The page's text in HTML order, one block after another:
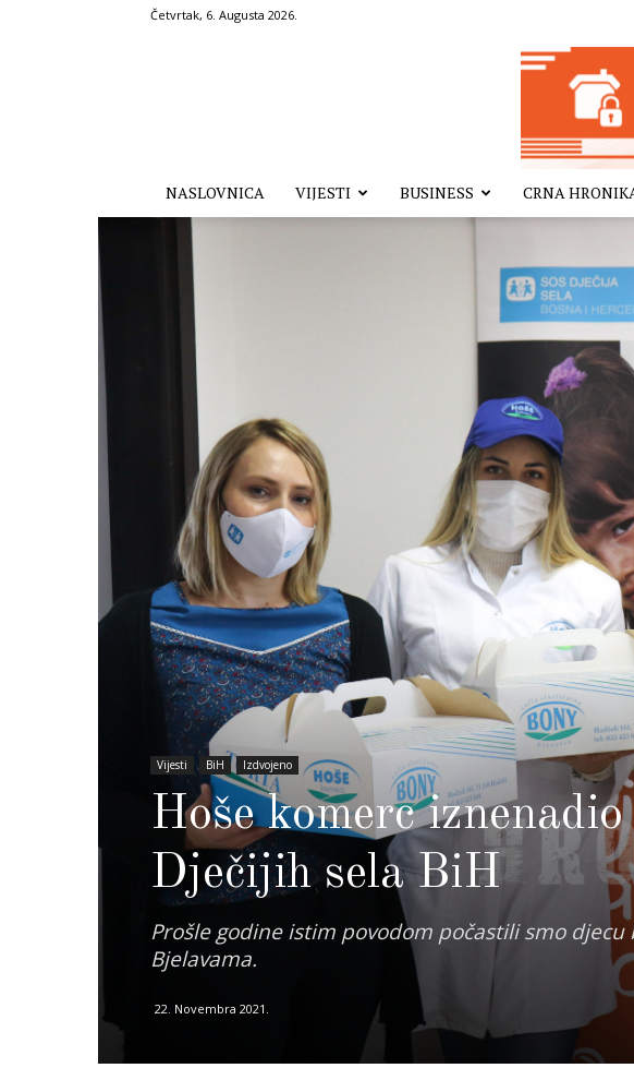
Četvrtak, 6. Augusta 2026.
NASLOVNICA VIJESTI BUSINESS CRNA
Vijesti BiH Izdvojeno
Hoše komerc
Dječijih sela BiH
Prošle godine istim povodom počastili smo
Bjelavama.
22. Novembra 2021.